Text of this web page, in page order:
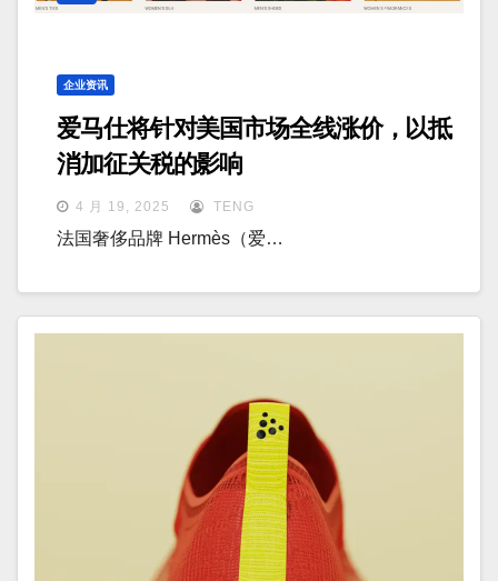
企业资讯
爱马仕将针对美国市场全线涨价，以抵
消加征关税的影响
4 月 19, 2025 TENG
法国奢侈品牌 Hermès（爱…